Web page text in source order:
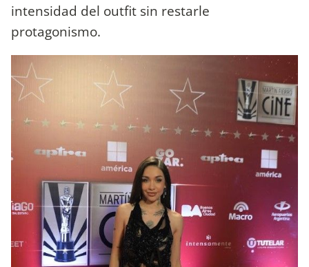
intensidad del outfit sin restarle
protagonismo.